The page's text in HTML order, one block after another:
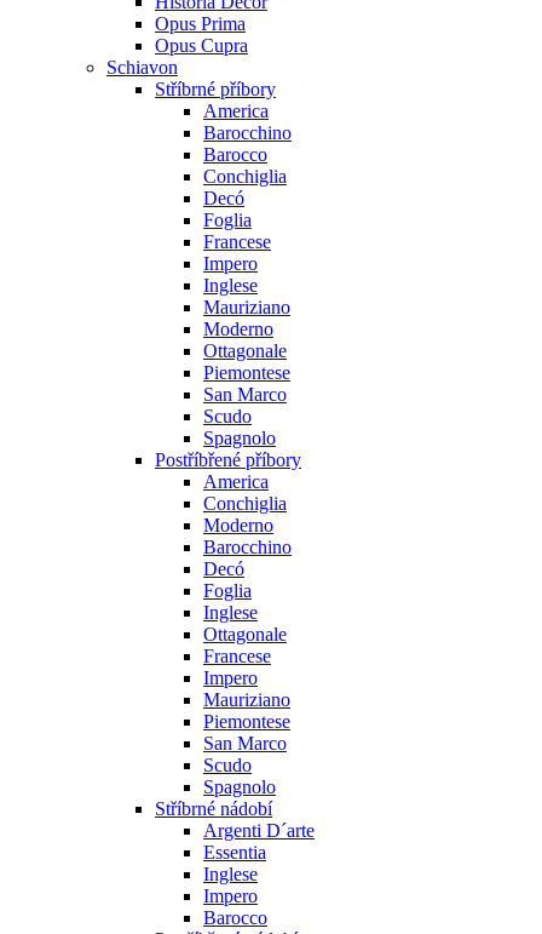
Opus Prima
Opus Cupra
Schiavon
Stříbrné příbory
America
Barocchino
Barocco
Conchiglia
Decó
Foglia
Francese
Impero
Inglese
Mauriziano
Moderno
Ottagonale
Piemontese
San Marco
Scudo
Spagnolo
Postříbřené příbory
America
Conchiglia
Moderno
Barocchino
Decó
Foglia
Inglese
Ottagonale
Francese
Impero
Mauriziano
Piemontese
San Marco
Scudo
Spagnolo
Stříbrné nádobí
Argenti D´arte
Essentia
Inglese
Impero
Barocco